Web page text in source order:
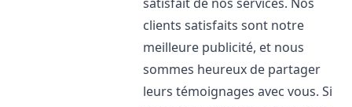
clients satisfaits sont notre
meilleure publicité, et nous
sommes heureux de partager
leurs témoignages avec vous. Si